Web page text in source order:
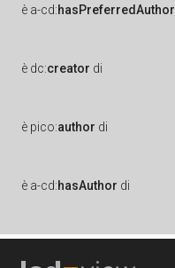
è a-cd:hasPreferredAuthor
è dc:creator di
è pico:author di
è a-cd:hasAuthor di